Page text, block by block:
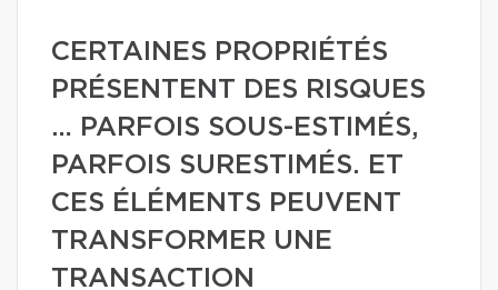
CERTAINES PROPRIÉTÉS
PRÉSENTENT DES RISQUES
… PARFOIS SOUS-ESTIMÉS,
PARFOIS SURESTIMÉS. ET
CES ÉLÉMENTS PEUVENT
TRANSFORMER UNE
TRANSACTION